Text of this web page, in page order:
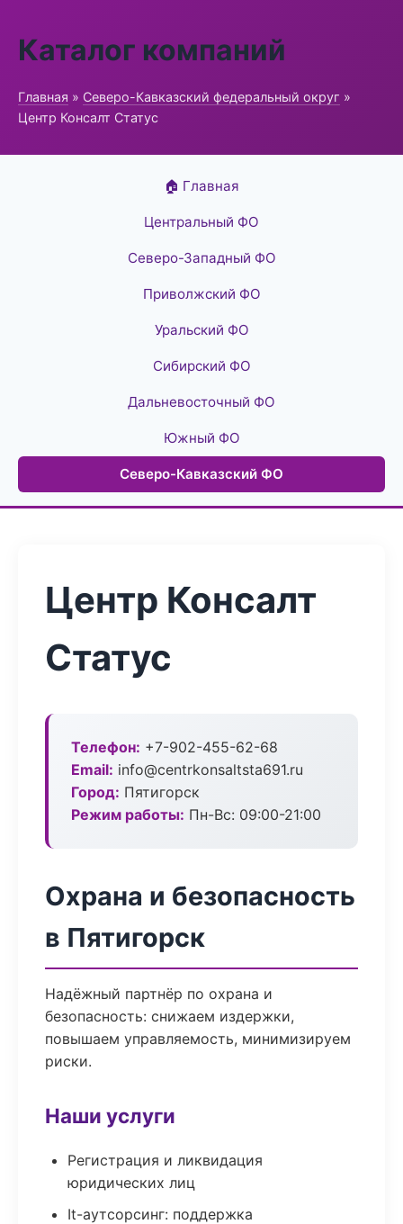
Каталог компаний
Главная » Северо-Кавказский федеральный округ »
Центр Консалт Статус
🏠 Главная
Центральный ФО
Северо-Западный ФО
Приволжский ФО
Уральский ФО
Сибирский ФО
Дальневосточный ФО
Южный ФО
Северо-Кавказский ФО
Центр Консалт
Статус
Телефон: +7-902-455-62-68
Email: info@centrkonsaltsta691.ru
Город: Пятигорск
Режим работы: Пн-Вс: 09:00-21:00
Охрана и безопасность
в Пятигорск
Надёжный партнёр по охрана и
безопасность: снижаем издержки,
повышаем управляемость, минимизируем
риски.
Наши услуги
Регистрация и ликвидация
юридических лиц
It-аутсорсинг: поддержка